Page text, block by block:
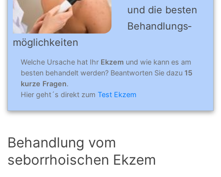
und die bes­ten
Be­hand­lungs­
mög­lich­kei­ten
Welche Ursache hat Ihr Ekzem und wie kann es am
besten behandelt werden? Beantworten Sie dazu 15
kurze Fragen.
Hier geht´s direkt zum Test Ekzem
Behandlung vom
seborrhoischen Ekzem